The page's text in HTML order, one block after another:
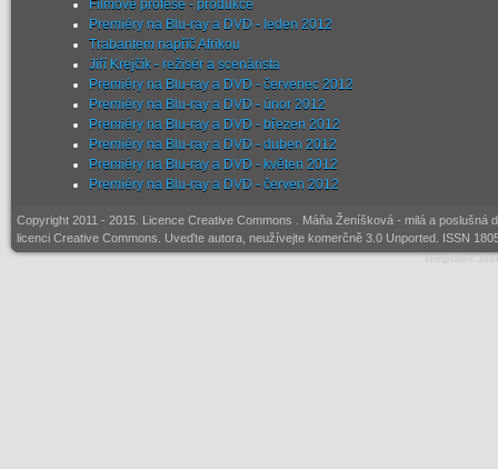
Filmové profese - produkce
Premiéry na Blu-ray a DVD - leden 2012
Trabantem napříč Afrikou
Jiří Krejčík - režisér a scenárista
Premiéry na Blu-ray a DVD - červenec 2012
Premiéry na Blu-ray a DVD - únor 2012
Premiéry na Blu-ray a DVD - březen 2012
Premiéry na Blu-ray a DVD - duben 2012
Premiéry na Blu-ray a DVD - květen 2012
Premiéry na Blu-ray a DVD - červen 2012
Copyright 2011 - 2015. Licence Creative Commons
. Máňa Ženíšková - milá a poslušná
licenci Creative Commons. Uveďte autora, neužívejte komerčně 3.0 Unported. ISSN
Templates